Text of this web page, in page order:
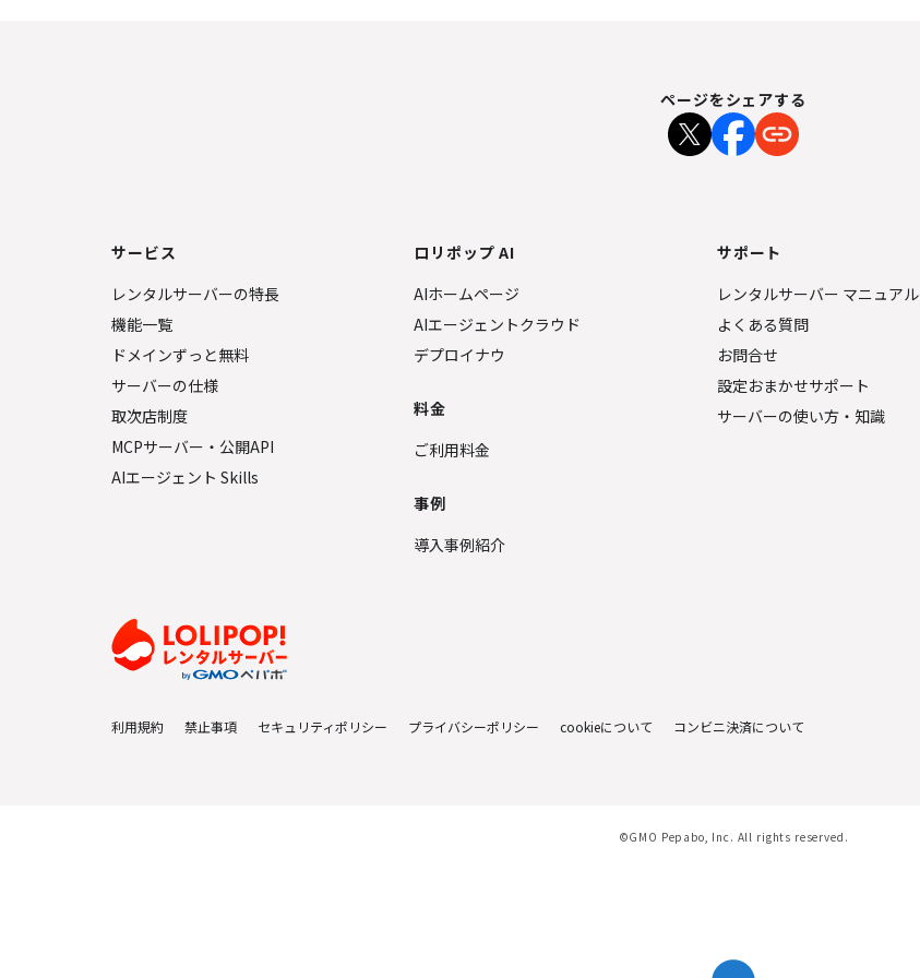
ページをシェアする
サービス
レンタルサーバーの特長
機能一覧
ドメインずっと無料
サーバーの仕様
取次店制度
MCPサーバー・公開API
AIエージェント Skills
ロリポップ AI
AIホームページ
AIエージェントクラウド
デプロイナウ
料金
ご利用料金
事例
導入事例紹介
サポート
レンタルサーバー マニュアル
よくある質問
お問合せ
設定おまかせサポート
サーバーの使い方・知識
利用規約 禁止事項 セキュリティポリシー プライバシーポリシー cookieについて コンビニ決済について
©GMO Pepabo, Inc. All rights reserved.